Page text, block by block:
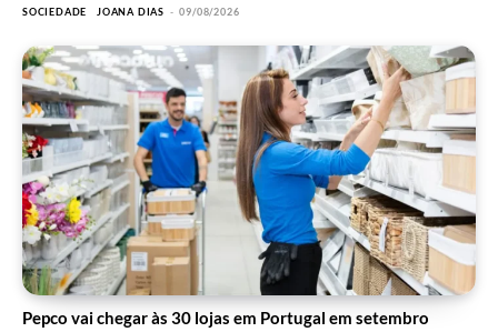
SOCIEDADE JOANA DIAS - 09/08/2026
Pepco vai chegar às 30 lojas em Portugal em setembro